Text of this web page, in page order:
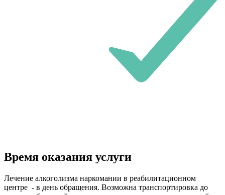
Время оказания услуги
Лечение алкоголизма наркомании в реабилитационном
центре - в день обращения. Возможна транспортировка до